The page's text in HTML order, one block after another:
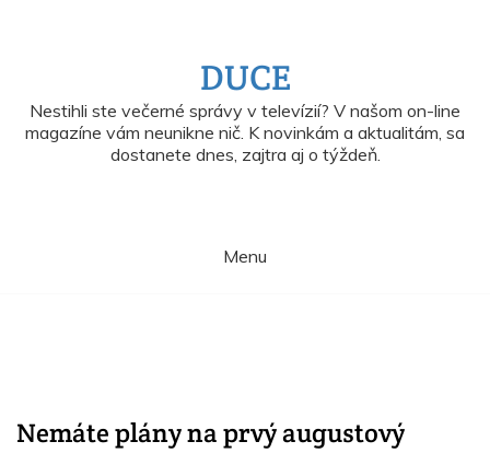
DUCE
Nestihli ste večerné správy v televízií? V našom on-line
magazíne vám neunikne nič. K novinkám a aktualitám, sa
dostanete dnes, zajtra aj o týždeň.
Menu
Nemáte plány na prvý augustový